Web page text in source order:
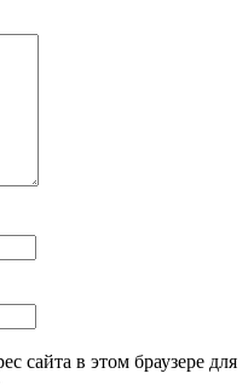
сайта в этом браузере для